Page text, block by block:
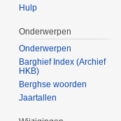
Hulp
Onderwerpen
Onderwerpen
Barghief Index (Archief
HKB)
Berghse woorden
Jaartallen